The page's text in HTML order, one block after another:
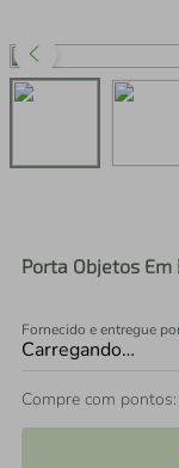
Porta Objetos
Fornecido e entregue
Carregando…
Compre com pontos:
3º perfume